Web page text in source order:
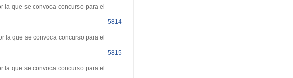
la que se convoca concurso para el
5814
la que se convoca concurso para el
5815
la que se convoca concurso para el